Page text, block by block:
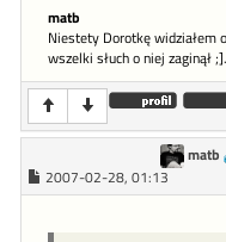
matb
Niestety Dorotkę widziałem
wszelki słuch o niej zaginął ;].
matb
2007-02-28, 01:13